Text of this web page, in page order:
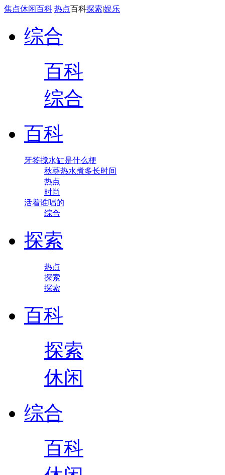
焦点休闲百科 热点百科探索|娱乐
综合
百科
综合
百科
牙签搅水缸是什么梗
秋葵热水煮多长时间
热点
时尚
活着谁唱的
综合
探索
热点
探索
探索
百科
探索
休闲
综合
百科